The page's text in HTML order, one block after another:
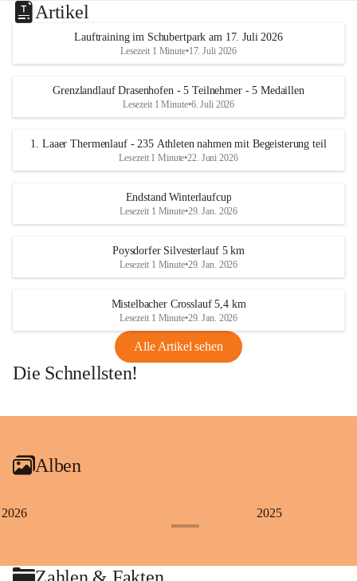
Artikel
Lauftraining im Schubertpark am 17. Juli 2026
Lesezeit 1 Minute•17. Juli 2026
Grenzlandlauf Drasenhofen - 5 Teilnehmer - 5 Medaillen
Lesezeit 1 Minute•6. Juli 2026
1. Laaer Thermenlauf - 235 Athleten nahmen mit Begeisterung teil
Lesezeit 1 Minute•22. Juni 2026
Endstand Winterlaufcup
Lesezeit 1 Minute•29. Jan. 2026
Poysdorfer Silvesterlauf 5 km
Lesezeit 1 Minute•29. Jan. 2026
Mistelbacher Crosslauf 5,4 km
Lesezeit 1 Minute•29. Jan. 2026
Alle Artikel sehen
Die Schnellsten!
+1
Alben
2026 2025
Zahlen & Fakten